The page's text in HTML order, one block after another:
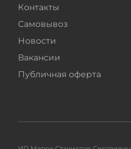
Контакты
Самовывоз
Новости
Вакансии
Публичная оферта